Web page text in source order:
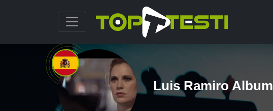
Luis Ramiro Album